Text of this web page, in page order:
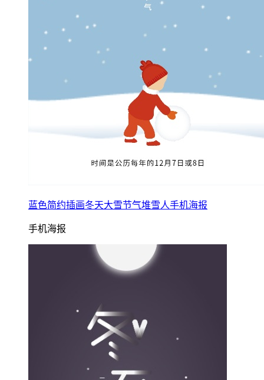
蓝色简约插画冬天大雪节气堆雪人手机海报
手机海报